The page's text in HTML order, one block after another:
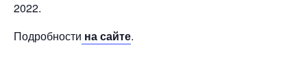
2022.
Подробности на сайте.